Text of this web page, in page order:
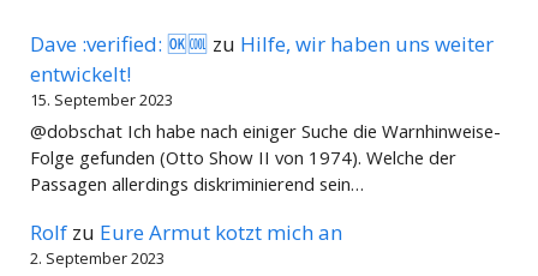
Dave :verified: 🆗🆒 zu Hilfe, wir haben uns weiter
entwickelt!
15. September 2023
@dobschat Ich habe nach einiger Suche die Warnhinweise-
Folge gefunden (Otto Show II von 1974). Welche der
Passagen allerdings diskriminierend sein…
Rolf zu Eure Armut kotzt mich an
2. September 2023